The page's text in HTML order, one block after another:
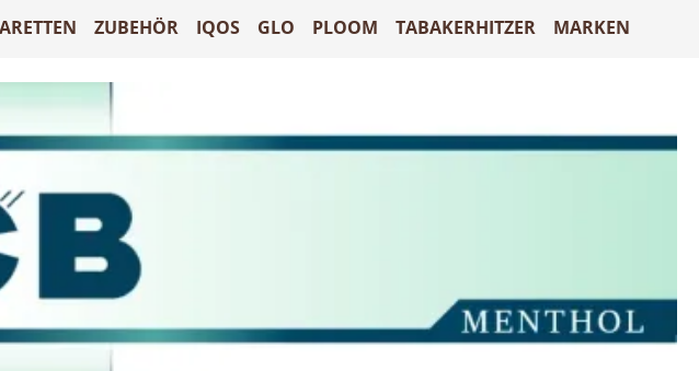
ZUBEHÖR IQOS GLO PLOOM TABAKERHITZER MARKEN